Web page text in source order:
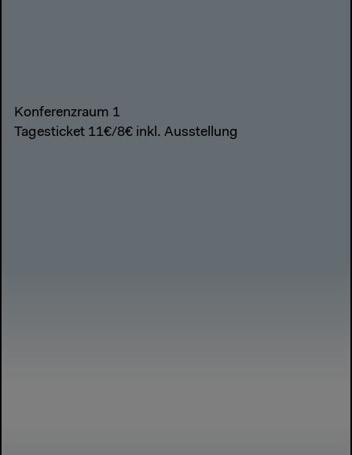
Konferenzraum 1
Tagesticket 11€/8€ inkl. Ausstellung